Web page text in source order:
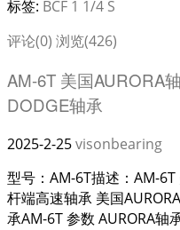
标签: BCF 1 1/4 S
评论(0) 浏览(426)
AM-6T 美国AURORA
DODGE轴承
2025-2-25visonbearing
型号：AM-6T描述：AM-
杆端高速轴承 美国
承AM-6T 参数 AURORA轴